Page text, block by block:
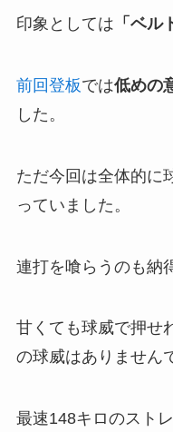
印象としては 「 ベル
前回登板では低めの
した。
ただ今回は全体的に
っていました。
連打を喰らうのも納
甘くても球威で押せ
の球威はありません
最速148キロのスト